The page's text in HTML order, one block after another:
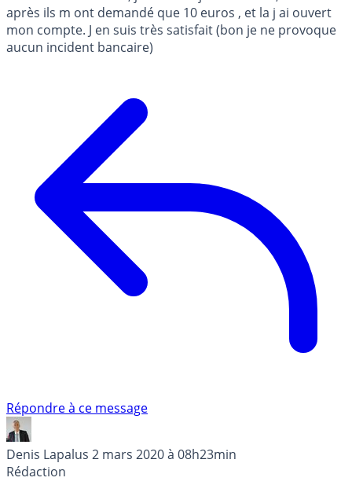
après ils m ont demandé que 10 euros , et la j ai ouvert
mon compte. J en suis très satisfait (bon je ne provoque
aucun incident bancaire)
Répondre à ce message
Denis Lapalus 2 mars 2020 à 08h23min
Rédaction